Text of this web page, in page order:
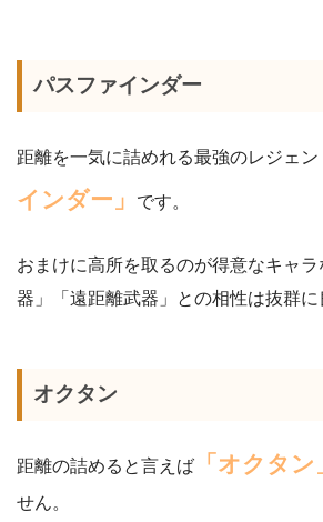
パスファインダー
距離を一気に詰めれる最強のレジェン
インダー」
です。
おまけに高所を取るのが得意なキャ
器」「遠距離武器」との相性は抜群に
オクタン
距離の詰めると言えば 「オクタン
せん。